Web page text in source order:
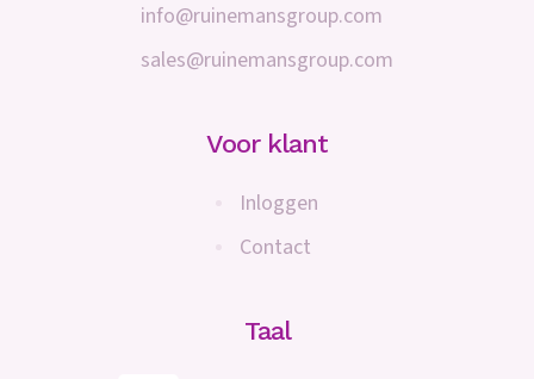
info@ruinemansgroup.com
sales@ruinemansgroup.com
Voor klant
Inloggen
Contact
Taal